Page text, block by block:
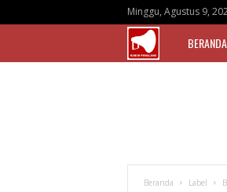
Minggu, Agustus 9,
BERANDA
Beranda Label